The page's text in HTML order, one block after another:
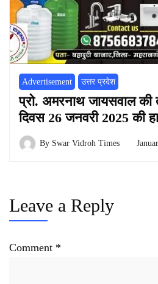
Advertisement उत्तर प्रदेश
प्रो. अमरनाथ जायसवाल
दिवस 26 जनवरी 2025 की
By Swar Vidroh Times
Leave a Reply
Comment *